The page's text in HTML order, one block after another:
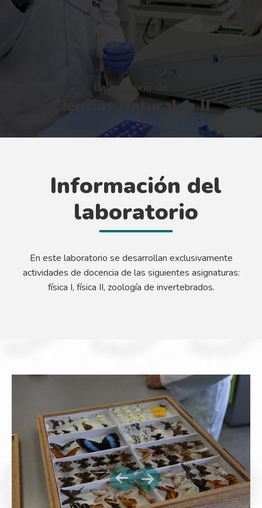
Laboratorio de
Ciencias Naturales II
Información del
laboratorio
En este laboratorio se desarrollan exclusivamente
actividades de docencia de las siguientes asignaturas:
física I, física II, zoología de invertebrados.
Previous
Next